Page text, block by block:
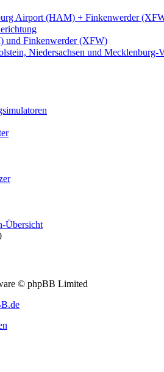
Airport (HAM) + Finkenwerder
Finkenwerder (XFW)
Niedersachsen und Mecklenburg-
Übersicht
© phpBB Limited